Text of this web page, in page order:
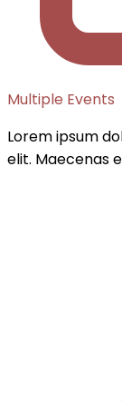
Multiple Events
Lorem ipsum
elit. Maecenas